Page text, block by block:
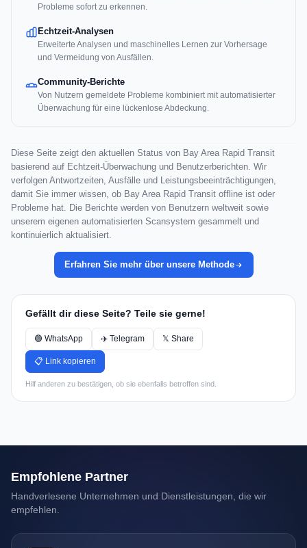
Probleme sofort zu erkennen.
Echtzeit-Analysen
Erweiterte Analysen und maschinelles Lernen zur Vorhersage
und Vermeidung von Ausfällen.
Community-Berichte
Von Nutzern gemeldete Probleme kombiniert mit automatisierter
Überwachung für eine lückenlose Abdeckung.
Diese Seite zeigt den aktuellen Status von Bay Area Rapid Transit
basierend auf Echtzeit-Überwachung und Benutzerberichten. Wir
verfolgen Antwortzeiten, Ausfälle und Leistungsbeeinträchtigungen,
damit Sie immer wissen, ob Bay Area Rapid Transit offline ist oder
Probleme hat. Die Berichte werden von Benutzern weltweit sowie
unserem eigenen automatisierten Scansystem gesammelt und
kontinuierlich aktualisiert.
Erfahren Sie mehr über unsere Methode
Gefällt dir diese Seite? Teile sie gerne!
🟢 WhatsApp ✈️ Telegram 𝕏 Share
📋 Link kopieren
Hilf anderen zu bestätigen, ob sie ebenfalls betroffen sind.
Empfohlene Partner
Handverlesene Unternehmen und Dienstleistungen, die wir
empfehlen.